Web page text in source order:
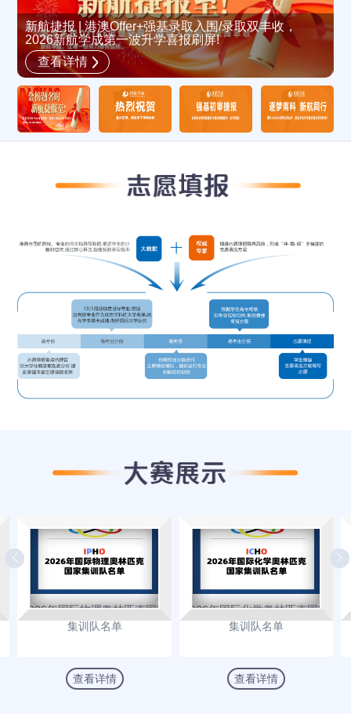
新航捷报 | 港澳Offer+强基录取入围/录取双丰收，
2026新航学成第一波升学喜报刷屏!
查看详情
2026年国际物理奥林匹克国家
集训队名单
查看详情
2026年国际化学奥林匹克国家
集训队名单
查看详情